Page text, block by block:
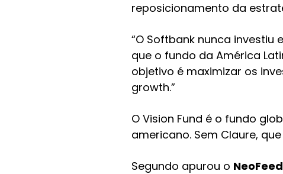
reposicionamento da
“O Softbank nunca
que o fundo da América
objetivo é maximizar os
growth.”
O Vision Fund é o fundo
americano. Sem Claure,
Segundo apurou o NeoFeed